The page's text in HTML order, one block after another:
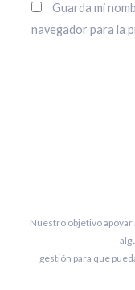
Guarda mi
navegador para la
Nuestro objetivo
gestión para que